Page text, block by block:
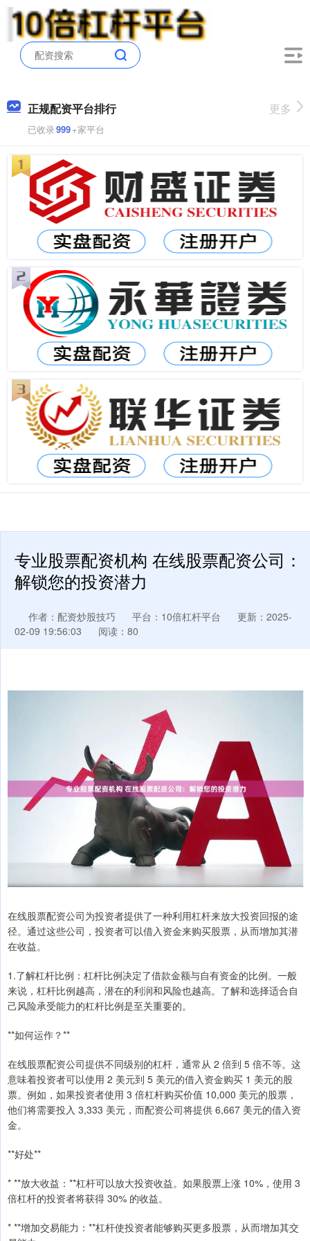
正规配资平台排行
已收录999+家平台
更多
专业股票配资机构 在线股票配资公司：
解锁您的投资潜力
作者：配资炒股技巧 平台：10倍杠杆平台
更新：2025-
02-09 19:56:03
阅读：80
在线股票配资公司为投资者提供了一种利用杠杆来放大投资回报的途
径。通过这些公司，投资者可以借入资金来购买股票，从而增加其潜
在收益。
1.了解杠杆比例：杠杆比例决定了借款金额与自有资金的比例。一般
来说，杠杆比例越高，潜在的利润和风险也越高。了解和选择适合自
己风险承受能力的杠杆比例是至关重要的。
**如何运作？**
在线股票配资公司提供不同级别的杠杆，通常从 2 倍到 5 倍不等。这
意味着投资者可以使用 2 美元到 5 美元的借入资金购买 1 美元的股
票。例如，如果投资者使用 3 倍杠杆购买价值 10,000 美元的股票，
他们将需要投入 3,333 美元，而配资公司将提供 6,667 美元的借入资
金。
**好处**
* **放大收益：**杠杆可以放大投资收益。如果股票上涨 10%，使用 3
倍杠杆的投资者将获得 30% 的收益。
* **增加交易能力：**杠杆使投资者能够购买更多股票，从而增加其交